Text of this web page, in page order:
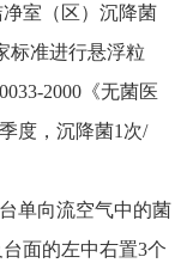
室（区）沉降菌
标准进行悬浮粒
2000《无菌医
度，沉降菌1次/
单向流空气中的菌
面的左中右置3个